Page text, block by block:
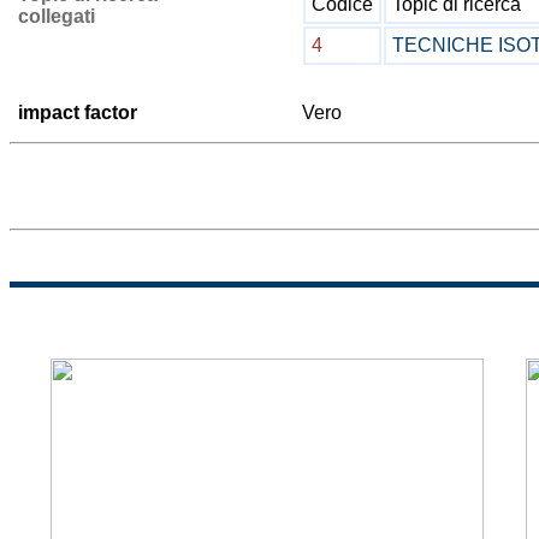
collegati
Codice
Topic di ricerca
4
TECNICHE
impact factor Vero